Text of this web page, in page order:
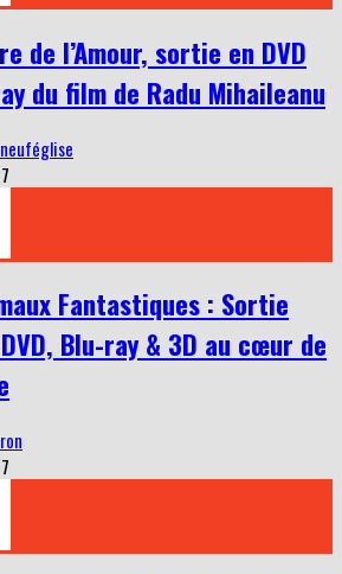
de l’Amour, sortie en DVD
du film de Radu Mihaileanu
Fantastiques : Sortie
Blu-ray & 3D au cœur de